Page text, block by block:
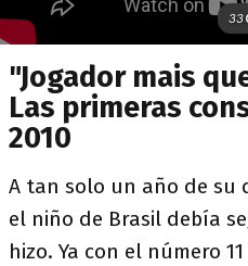
"Jogador mais
Las primeras
2010
A tan solo un año de su
el niño de Brasil debía
hizo. Ya con el número